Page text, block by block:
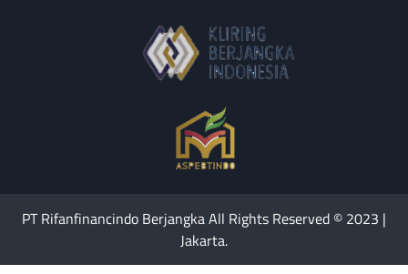
PT Rifanfinancindo Berjangka All Rights Reserved © 2023 |
Jakarta.